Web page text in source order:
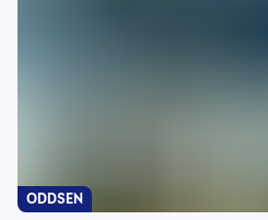
ODDSEN